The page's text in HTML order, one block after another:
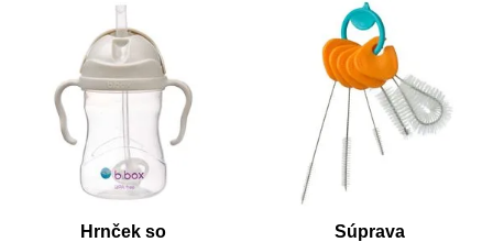
Hrnček so
Súprava